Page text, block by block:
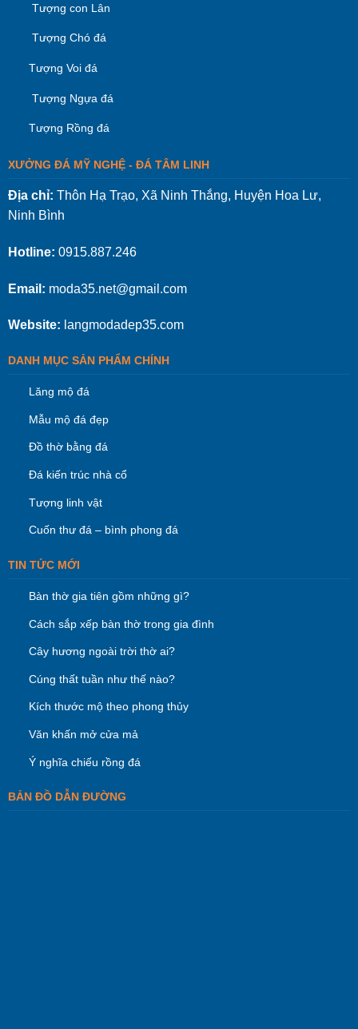
Tượng con Lân
Tượng Chó đá
Tượng Voi đá
Tượng Ngựa đá
Tượng Rồng đá
XƯỞNG ĐÁ MỸ NGHỆ - ĐÁ TÂM LINH
Địa chỉ: Thôn Hạ Trạo, Xã Ninh Thắng, Huyện Hoa Lư,
Ninh Bình
Hotline: 0915.887.246
Email: moda35.net@gmail.com
Website: langmodadep35.com
DANH MỤC SẢN PHẨM CHÍNH
Lăng mộ đá
Mẫu mộ đá đẹp
Đồ thờ bằng đá
Đá kiến trúc nhà cổ
Tượng linh vật
Cuốn thư đá – bình phong đá
TIN TỨC MỚI
Bàn thờ gia tiên gồm những gì?
Cách sắp xếp bàn thờ trong gia đình
Cây hương ngoài trời thờ ai?
Cúng thất tuần như thế nào?
Kích thước mộ theo phong thủy
Văn khấn mở cửa mả
Ý nghĩa chiếu rồng đá
BẢN ĐỒ DẪN ĐƯỜNG